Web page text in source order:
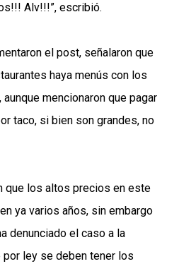
Alv!!!”, escribió.
el post, señalaron que
haya menús con los
mencionaron que pagar
taco, si bien son grandes, no
que los altos precios en este
ya varios años, sin embargo
denunciado el caso a la
por ley se deben tener los